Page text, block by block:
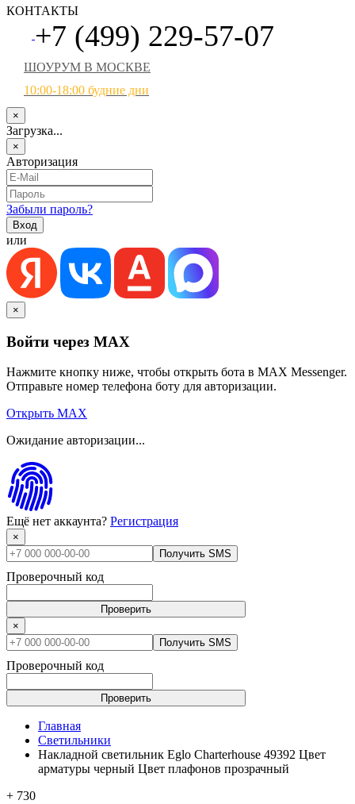
КОНТАКТЫ
+7 (499) 229-57-07
ШОУРУМ В МОСКВЕ
10:00-18:00 будние дни
×
Загрузка...
×
Авторизация
Забыли пароль?
или
×
Войти через MAX
Нажмите кнопку ниже, чтобы открыть бота в MAX Messenger.
Отправьте номер телефона боту для авторизации.
Открыть MAX
Ожидание авторизации...
Ещё нет аккаунта? Регистрация
×
Получить SMS
Проверочный код
Проверить
×
Получить SMS
Проверочный код
Проверить
Главная
Светильники
Накладной светильник Eglo Charterhouse 49392 Цвет
арматуры черный Цвет плафонов прозрачный
+ 730